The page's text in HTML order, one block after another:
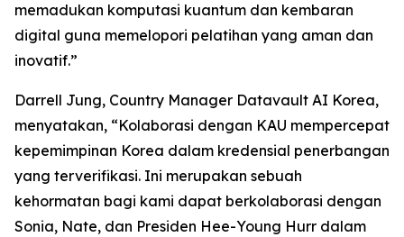
memadukan komputasi kuantum dan kembaran
digital guna memelopori pelatihan yang aman dan
inovatif.”
Darrell Jung, Country Manager Datavault AI Korea,
menyatakan, “Kolaborasi dengan KAU mempercepat
kepemimpinan Korea dalam kredensial penerbangan
yang terverifikasi. Ini merupakan sebuah
kehormatan bagi kami dapat berkolaborasi dengan
Sonia, Nate, dan Presiden Hee-Young Hurr dalam